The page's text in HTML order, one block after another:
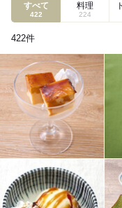
すべて
422
料理
224
422件